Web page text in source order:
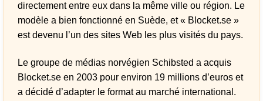
directement entre eux dans la même ville ou région. Le
modèle a bien fonctionné en Suède, et « Blocket.se »
est devenu l’un des sites Web les plus visités du pays.
Le groupe de médias norvégien Schibsted a acquis
Blocket.se en 2003 pour environ 19 millions d’euros et
a décidé d’adapter le format au marché international.